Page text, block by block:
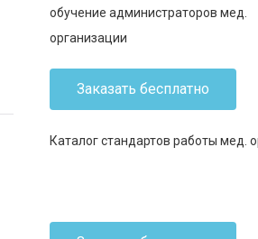
обучение администраторов мед.
организации
Заказать бесплатно
Каталог стандартов работы мед.